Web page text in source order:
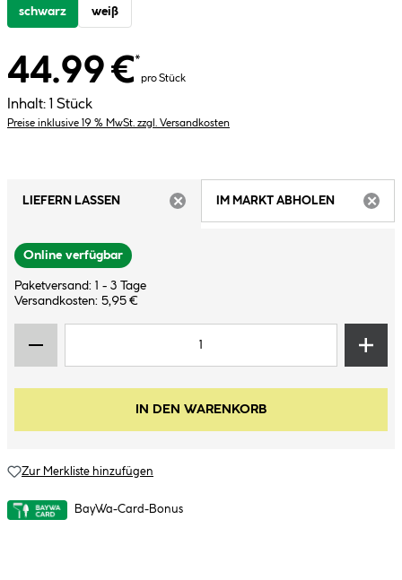
schwarz weiß
44.99 €*
pro Stück
Inhalt: 1 Stück
Preise inklusive 19 % MwSt. zzgl. Versandkosten
LIEFERN LASSEN
IM MARKT ABHOLEN
Online verfügbar
Paketversand: 1 - 3 Tage
Versandkosten: 5,95 €
IN DEN WARENKORB
Zur Merkliste hinzufügen
BayWa-Card-Bonus